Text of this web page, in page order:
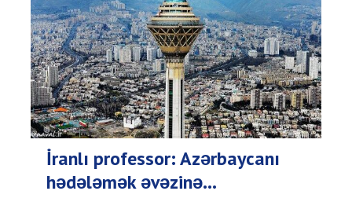
İranlı professor: Azərbaycanı
hədələmək əvəzinə...